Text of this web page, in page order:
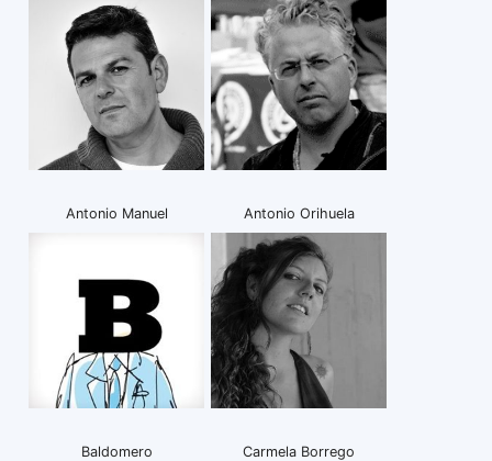
Antonio Manuel Antonio Orihuela
Baldomero Carmela Borrego